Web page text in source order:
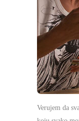
Verujem da